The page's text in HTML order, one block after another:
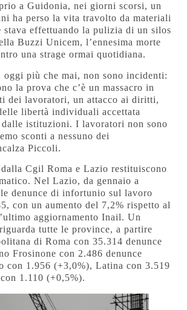
a Guidonia, nei giorni scorsi, un
ha perso la vita travolto da materiali
stava effettuando la pulizia di un silos
Buzzi Unicem, l’ennesima morte
una strage ormai quotidiana.
oggi più che mai, non sono incidenti:
la prova che c’è un massacro in
dei lavoratori, un attacco ai diritti,
libertà individuali accettata
dalle istituzioni. I lavoratori non sono
sconti a nessuno dei
Piccoli.
Cgil Roma e Lazio restituiscono
Nel Lazio, da gennaio a
denunce di infortunio sul lavoro
con un aumento del 7,2% rispetto al
aggiornamento Inail. Un
tutte le province, a partire
di Roma con 35.314 denunce
Frosinone con 2.486 denunce
con 1.956 (+3,0%), Latina con 3.519
1.110 (+0,5%).